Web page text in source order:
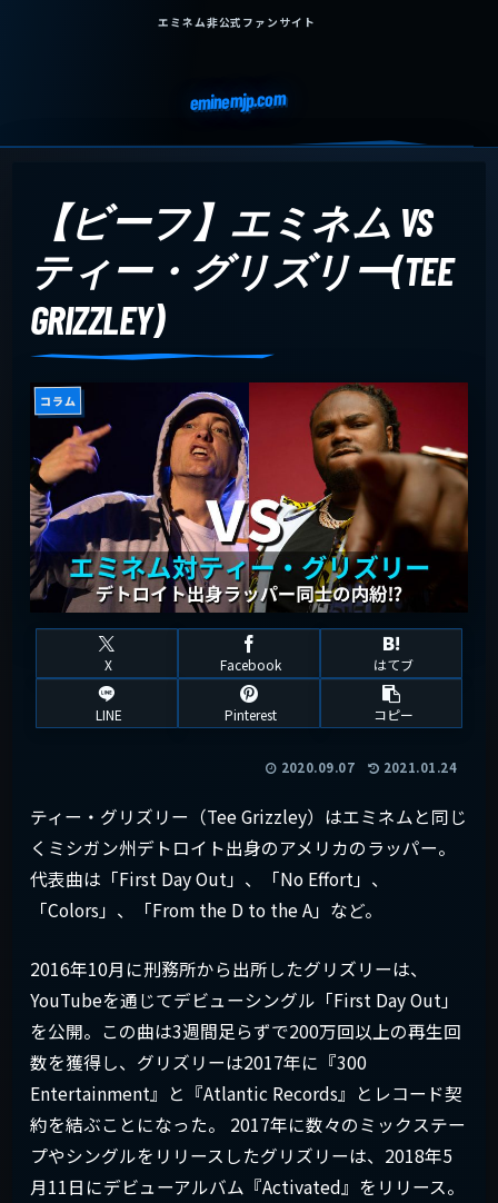
エミネム非公式ファンサイト
eminemjp.com
【ビーフ】エミネム VS
ティー・グリズリー(TEE
GRIZZLEY)
コラム
X Facebook はてブ
LINE Pinterest コピー
2020.09.07 2021.01.24
ティー・グリズリー（Tee Grizzley）はエミネムと同じ
くミシガン州デトロイト出身のアメリカのラッパー。
代表曲は「First Day Out」、「No Effort」、
「Colors」、「From the D to the A」など。
2016年10月に刑務所から出所したグリズリーは、
YouTubeを通じてデビューシングル「First Day Out」
を公開。この曲は3週間足らずで200万回以上の再生回
数を獲得し、グリズリーは2017年に『300
Entertainment』と『Atlantic Records』とレコード契
約を結ぶことになった。 2017年に数々のミックステー
プやシングルをリリースしたグリズリーは、2018年5
月11日にデビューアルバム『Activated』をリリース。